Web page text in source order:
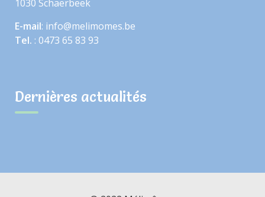
1030 Schaerbeek
E-mail: info@melimomes.be
Tel. : 0473 65 83 93
Dernières actualités